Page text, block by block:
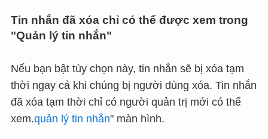
Tin nhắn đã xóa chỉ có thể được xem trong
"Quản lý tin nhắn"
Nếu bạn bật tùy chọn này, tin nhắn sẽ bị xóa tạm
thời ngay cả khi chúng bị người dùng xóa. Tin nhắn
đã xóa tạm thời chỉ có người quản trị mới có thể
xem.quản lý tin nhắn" màn hình.